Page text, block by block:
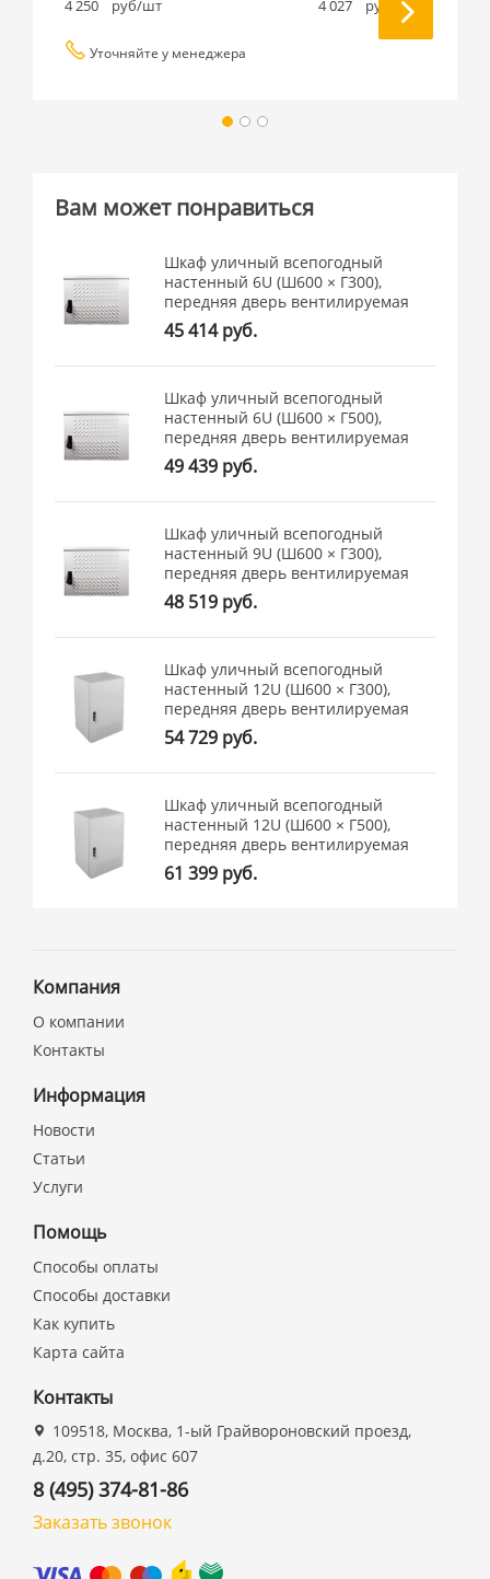
4 250
руб/шт
4 027
руб/шт
Уточняйте у менеджера
Вам может понравиться
Шкаф уличный всепогодный
настенный 6U (Ш600 × Г300),
передняя дверь вентилируемая
45 414 руб.
Шкаф уличный всепогодный
настенный 6U (Ш600 × Г500),
передняя дверь вентилируемая
49 439 руб.
Шкаф уличный всепогодный
настенный 9U (Ш600 × Г300),
передняя дверь вентилируемая
48 519 руб.
Шкаф уличный всепогодный
настенный 12U (Ш600 × Г300),
передняя дверь вентилируемая
54 729 руб.
Шкаф уличный всепогодный
настенный 12U (Ш600 × Г500),
передняя дверь вентилируемая
61 399 руб.
Компания
О компании
Контакты
Информация
Новости
Статьи
Услуги
Помощь
Способы оплаты
Способы доставки
Как купить
Карта сайта
Контакты
109518, Москва, 1-ый Грайвороновский проезд,
д.20, стр. 35, офис 607
8 (495) 374-81-86
Заказать звонок